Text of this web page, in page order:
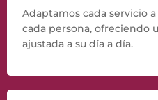
Adaptamos cada servicio
cada persona, ofreciendo
ajustada a su día a día.